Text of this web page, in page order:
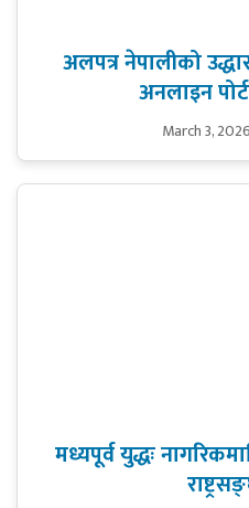
अलपत्र नेपालीको
अनलाइन
March 3, 2026
मध्यपूर्व युद्धः